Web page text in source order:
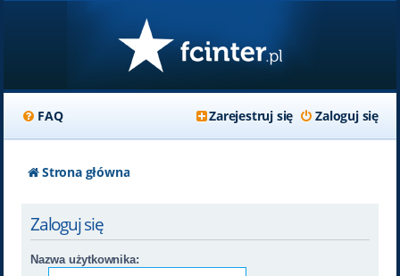
FAQ Zaloguj się
Zarejestruj się
Strona główna
Zaloguj się
Nazwa użytkownika: